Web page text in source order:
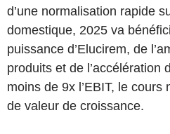
d’une normalisation rapide
domestique, 2025 va
puissance d’Elucirem, de
produits et de l’accélération
moins de 9x l’EBIT, le
de valeur de croissance.